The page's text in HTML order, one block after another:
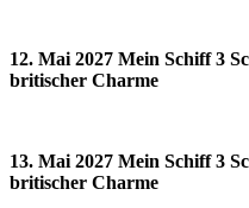
12. Mai 2027 Mein Schiff 3
britischer Charme
13. Mai 2027 Mein Schiff 3
britischer Charme